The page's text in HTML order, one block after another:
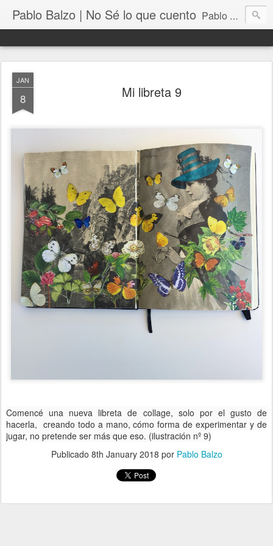
Pablo Balzo | No Sé lo que cuento Pablo Balzo Ilustración-collage
JAN
8 Mi libreta 9
Comencé una nueva libreta de collage, solo por el gusto de
hacerla, creando todo a mano, cómo forma de experimentar y de
jugar, no pretende ser más que eso. (ilustración nº 9)
Publicado 8th January 2018 por Pablo Balzo